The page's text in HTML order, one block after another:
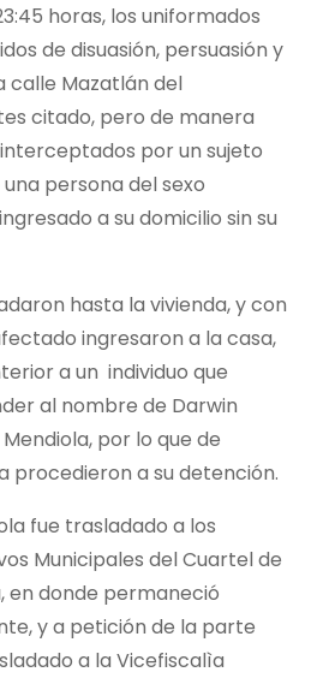
horas, los uniformados
de disuasión, persuasión y
calle Mazatlán del
citado, pero de manera
por un sujeto
persona del sexo
a su domicilio sin su
hasta la vivienda, y con
ingresaron a la casa,
a un individuo que
al nombre de Darwin
por lo que de
procedieron a su detención.
fue trasladado a los
Municipales del Cuartel de
en donde permaneció
y a petición de la parte
a la Vicefiscalìa